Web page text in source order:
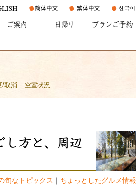
ご案内 日帰り プランご予約
/取消 空室状況
方と、周辺
旬なトピックス ちょっとしたグルメ情報